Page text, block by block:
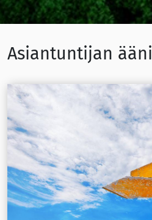
Asiantuntijan ääni